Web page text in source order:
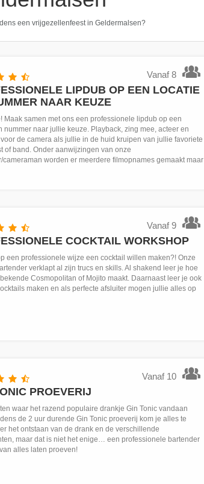
een vrijgezellenfeest in Geldermalsen?
Vanaf 8
LIPDUB OP EEN LOCATIE
NAAR KEUZE
Maak samen met ons een professionele lipdub op een
nummer naar jullie keuze. Playback, zing mee, acteer en
voor de camera als jullie in de huid kruipen van jullie favoriete
of band. Onder aanwijzingen van onze
cameraman worden er meerdere filmopnames gemaakt maar
Vanaf 9
COCKTAIL WORKSHOP
een professionele wijze een cocktail willen maken?! Onze
verklapt al zijn trucs en skills. Al shakend leer je hoe
Cosmopolitan of Mojito maakt. Daarnaast leer je ook
maken en als perfecte afsluiter mogen jullie alles op
Vanaf 10
PROEVERIJ
waar het razend populaire drankje Gin Tonic vandaan
de 2 uur durende Gin Tonic proeverij kom je alles te
het ontstaan van de drank en de verschillende
maar dat is niet het enige… een professionele bartender
alles laten proeven!